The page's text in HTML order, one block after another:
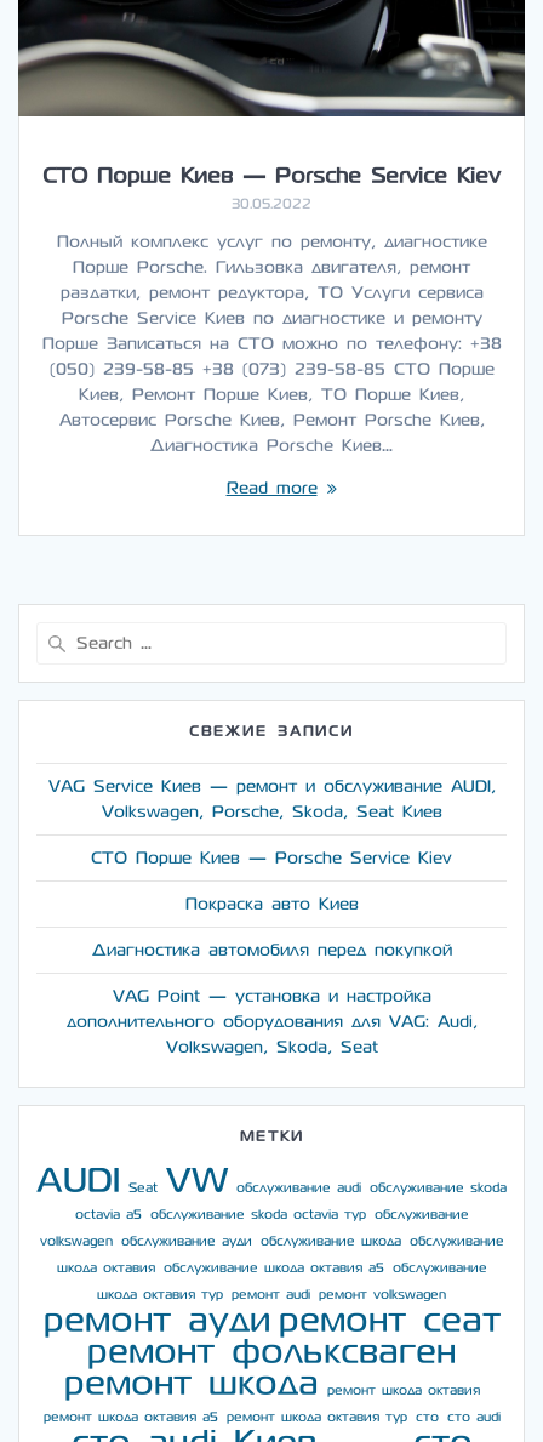
СТО Порше Киев — Porsche Service Kiev
30.05.2022
Полный комплекс услуг по ремонту, диагностике
Порше Porsche. Гильзовка двигателя, ремонт
раздатки, ремонт редуктора, ТО Услуги сервиса
Porsche Service Киев по диагностике и ремонту
Порше Записаться на СТО можно по телефону: +38
(050) 239-58-85 +38 (073) 239-58-85 СТО Порше
Киев, Ремонт Порше Киев, ТО Порше Киев,
Автосервис Porsche Киев, Ремонт Porsche Киев,
Диагностика Porsche Киев…
Read more
СВЕЖИЕ ЗАПИСИ
VAG Service Киев — ремонт и обслуживание AUDI,
Volkswagen, Porsche, Skoda, Seat Киев
СТО Порше Киев — Porsche Service Kiev
Покраска авто Киев
Диагностика автомобиля перед покупкой
VAG Point — установка и настройка
дополнительного оборудования для VAG: Audi,
Volkswagen, Skoda, Seat
МЕТКИ
AUDI Seat VW обслуживание audi
обслуживание skoda
octavia a5
обслуживание skoda octavia тур
обслуживание
volkswagen
обслуживание ауди обслуживание шкода
обслуживание
шкода октавия
обслуживание шкода октавия а5
обслуживание
шкода октавия тур
ремонт audi ремонт volkswagen
ремонт ауди ремонт сеат
ремонт фольксваген
ремонт шкода
ремонт шкода октавия
ремонт шкода октавия а5
ремонт шкода октавия тур сто сто audi